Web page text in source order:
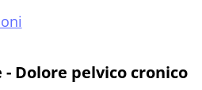
Dolore pelvico cronico